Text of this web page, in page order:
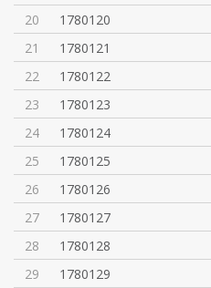
20
1780120
21
1780121
22
1780122
23
1780123
24
1780124
25
1780125
26
1780126
27
1780127
28
1780128
29
1780129